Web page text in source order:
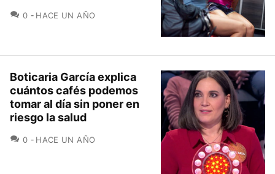
0 COMENTARIOS
HACE UN AÑO
Boticaria García explica
cuántos cafés podemos
tomar al día sin poner en
riesgo la salud
0 COMENTARIOS
HACE UN AÑO